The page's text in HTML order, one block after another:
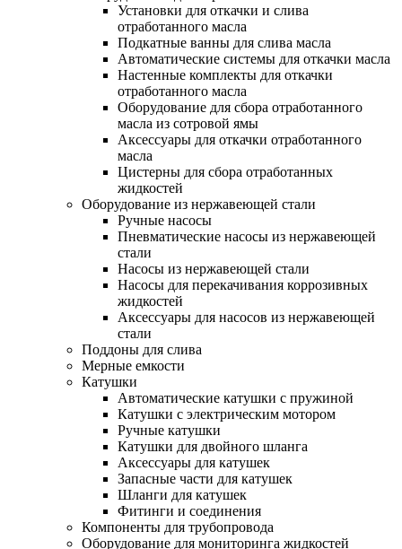
Установки для откачки и слива
отработанного масла
Подкатные ванны для слива масла
Автоматические системы для откачки масла
Настенные комплекты для откачки
отработанного масла
Оборудование для сбора отработанного
масла из сотровой ямы
Аксессуары для откачки отработанного
масла
Цистерны для сбора отработанных
жидкостей
Оборудование из нержавеющей стали
Ручные насосы
Пневматические насосы из нержавеющей
стали
Насосы из нержавеющей стали
Насосы для перекачивания коррозивных
жидкостей
Аксессуары для насосов из нержавеющей
стали
Поддоны для слива
Мерные емкости
Катушки
Автоматические катушки с пружиной
Катушки с электрическим мотором
Ручные катушки
Катушки для двойного шланга
Аксессуары для катушек
Запасные части для катушек
Шланги для катушек
Фитинги и соединения
Компоненты для трубопровода
Оборудование для мониторинга жидкостей